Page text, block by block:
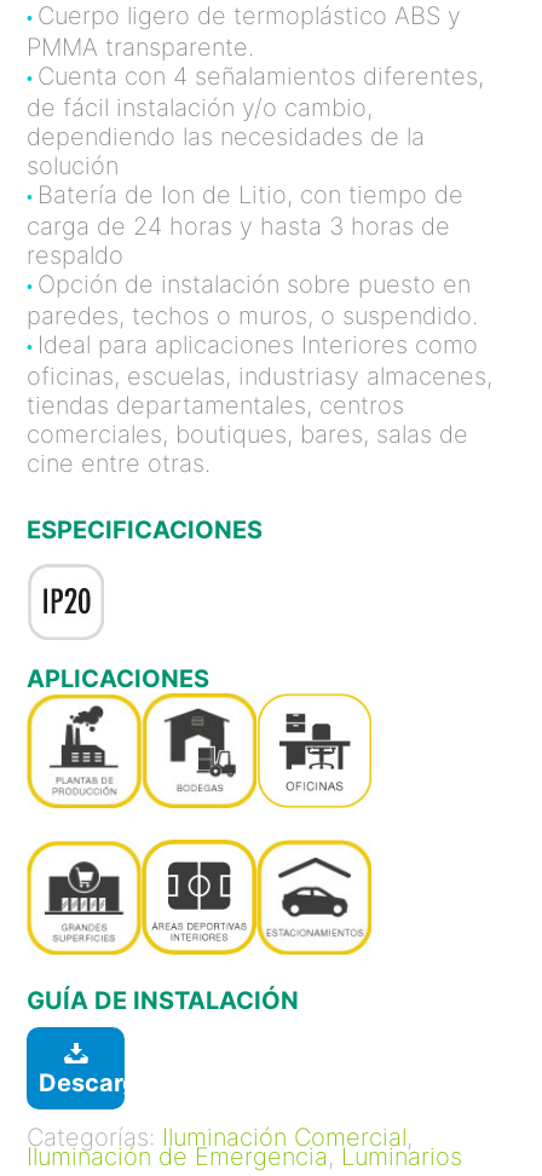
• Cuerpo ligero de termoplástico ABS y
PMMA transparente.
• Cuenta con 4 señalamientos diferentes,
de fácil instalación y/o cambio,
dependiendo las necesidades de la
solución
• Batería de Ion de Litio, con tiempo de
carga de 24 horas y hasta 3 horas de
respaldo
• Opción de instalación sobre puesto en
paredes, techos o muros, o suspendido.
• Ideal para aplicaciones Interiores como
oficinas, escuelas, industriasy almacenes,
tiendas departamentales, centros
comerciales, boutiques, bares, salas de
cine entre otras.
ESPECIFICACIONES
APLICACIONES
GUÍA DE INSTALACIÓN
Descargar
Categorías: Iluminación Comercial,
Iluminación de Emergencia, Luminarios